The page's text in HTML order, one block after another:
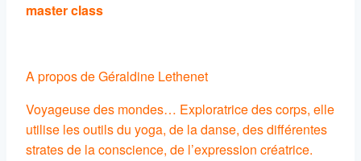
master class
A propos de Géraldine Lethenet
Voyageuse des mondes… Exploratrice des corps, elle
utilise les outils du yoga, de la danse, des différentes
strates de la conscience, de l’expression créatrice.